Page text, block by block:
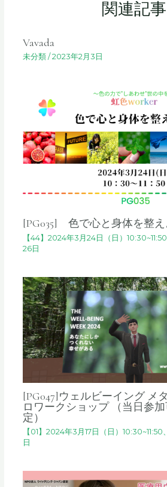
ョ
ン
関連記事
Vavada
未分類/ 2023年2月3日
[PG035] 色で心と身体を整え
【44】2024年3月24日（日）10:30~11:50
26日
[PG047]ウェルビーイング メ
ロワークショップ （当日参
定）
【01】2024年3月17日（日）10:30~11:50、
日